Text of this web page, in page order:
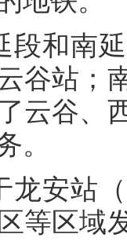
段和南
谷站；
云谷、
。
龙安站
等区域